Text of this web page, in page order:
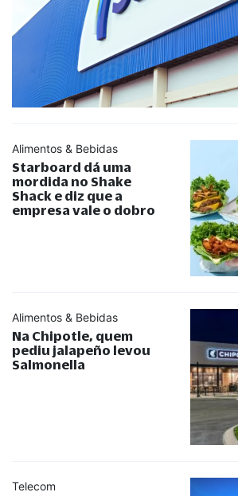
Alimentos & Bebidas
Starboard dá uma
mordida no Shake
Shack e diz que a
empresa vale o dobro
Alimentos & Bebidas
Na Chipotle, quem
pediu jalapeño levou
Salmonella
Telecom